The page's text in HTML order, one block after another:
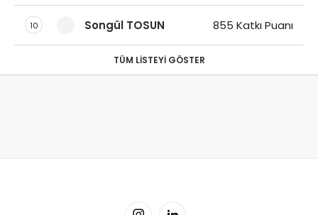
10 Songül TOSUN 855 Katkı Puanı
TÜM LISTEYI GÖSTER